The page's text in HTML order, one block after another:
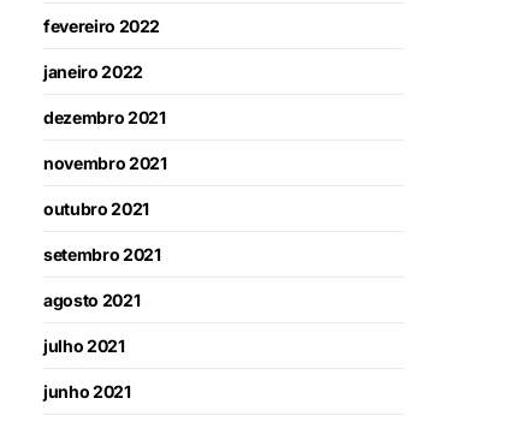
fevereiro 2022
janeiro 2022
dezembro 2021
novembro 2021
outubro 2021
setembro 2021
agosto 2021
julho 2021
junho 2021